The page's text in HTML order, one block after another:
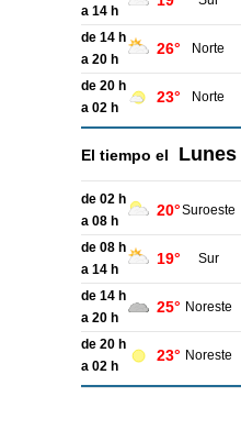
a 14 h
de 14 h
a 20 h
26° Norte
de 20 h
a 02 h
23° Norte
El tiempo el Lunes
de 02 h
a 08 h
20°Suroeste
de 08 h
a 14 h
19° Sur
de 14 h
a 20 h
25° Noreste
de 20 h
a 02 h
23° Noreste